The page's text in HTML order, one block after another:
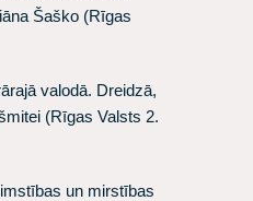
Šaško (Rīgas
valodā. Dreidzā,
(Rīgas Valsts 2.
un mirstības